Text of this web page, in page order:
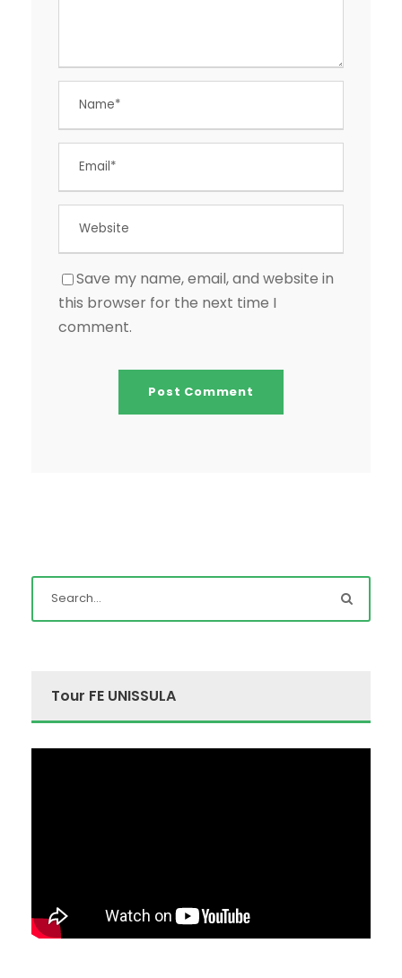
Save my name, email, and website in
this browser for the next time I
comment.
Tour FE UNISSULA